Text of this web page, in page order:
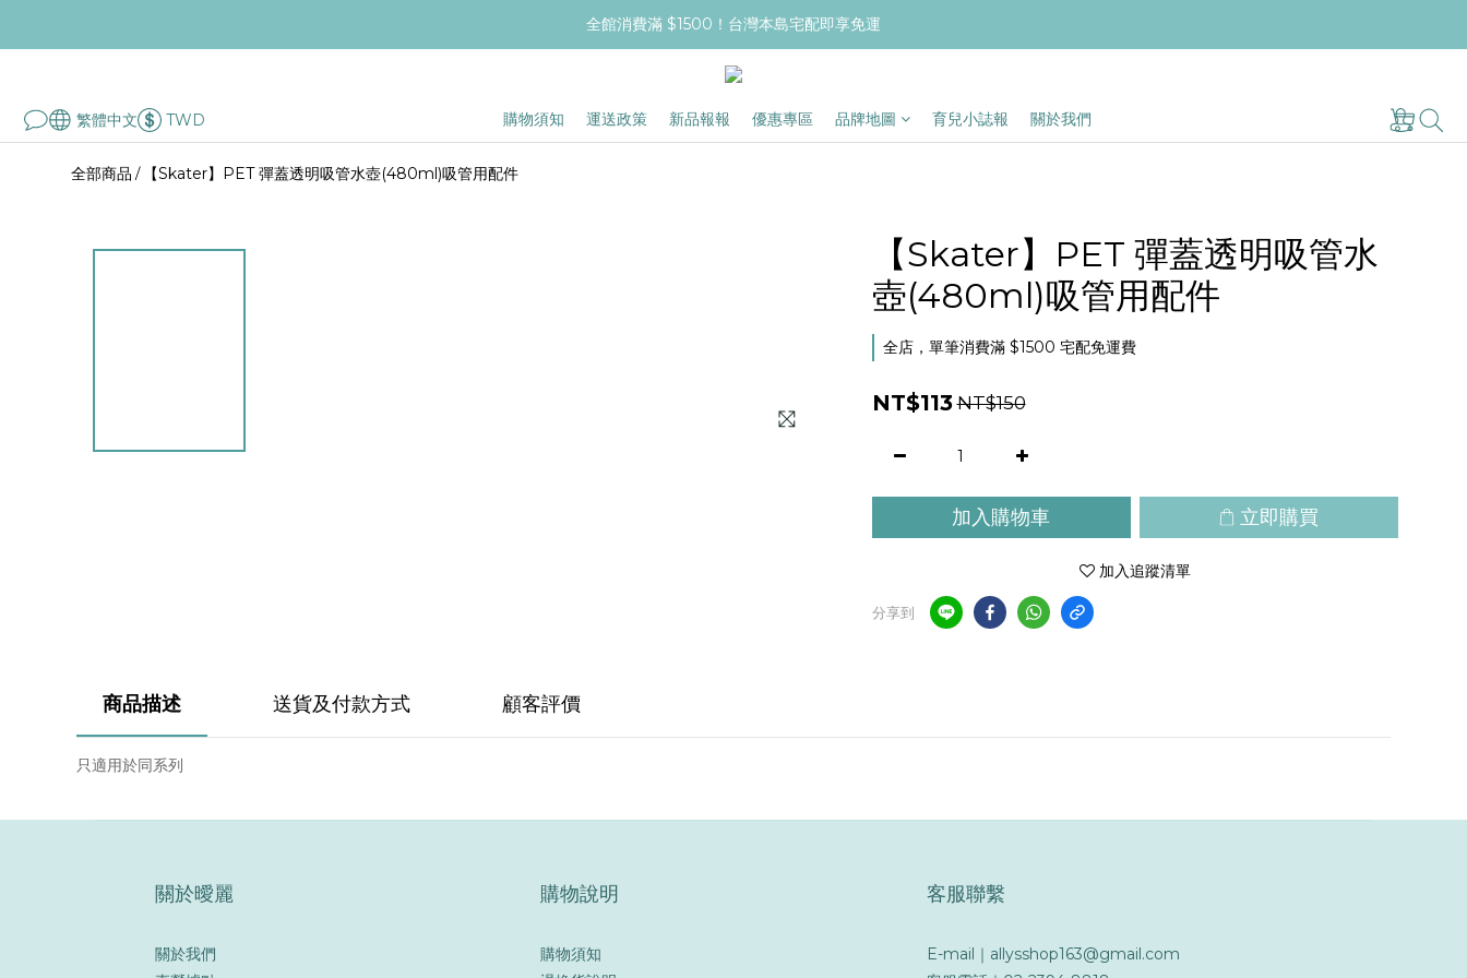
全館消費滿 $1500！台灣本島宅配即享免運
繁體中文 TWD 購物須知 運送政策 新品報報 優惠專區 品牌地圖 育兒小誌報 關於我們
全部商品 / 【Skater】PET 彈蓋透明吸管水壺(480ml)吸管用配件
【Skater】PET 彈蓋透明吸管水
壺(480ml)吸管用配件
全店，單筆消費滿 $1500 宅配免運費
NT$113 NT$150
加入購物車 立即購買
加入追蹤清單
分享到
商品描述 送貨及付款方式 顧客評價
只適用於同系列
關於曖麗
關於我們
購物說明
購物須知
客服聯繫
E-mail｜allysshop163@gmail.com